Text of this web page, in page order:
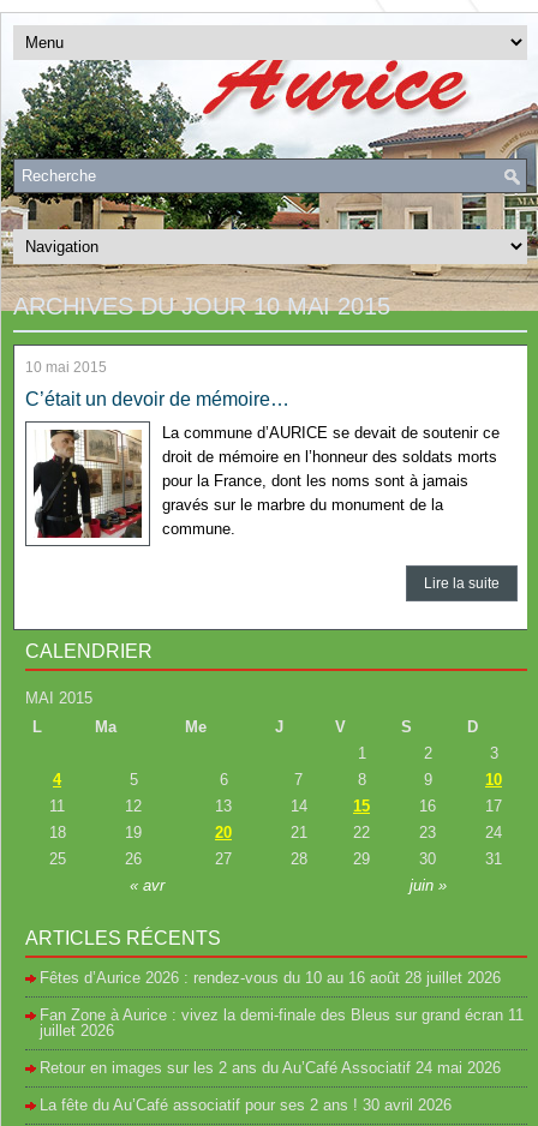
ARCHIVES DU JOUR10 MAI 2015
10 mai 2015
C’était un devoir de mémoire…
La commune d’AURICE se devait de soutenir ce
droit de mémoire en l’honneur des soldats morts
pour la France, dont les noms sont à jamais
gravés sur le marbre du monument de la
commune.
Lire la suite
CALENDRIER
MAI 2015
L
Ma Me J V S D
« avr juin »
1 2
3
4
5 6 7 8 9
10
11
12 13 14 15 16
17
18
19 20 21 22 23
24
25
26 27 28 29 30 31
ARTICLES RÉCENTS
Fêtes d’Aurice 2026 : rendez-vous du 10 au 16 août 28 juillet 2026
Fan Zone à Aurice : vivez la demi-finale des Bleus sur grand écran 11
juillet 2026
Retour en images sur les 2 ans du Au’Café Associatif 24 mai 2026
La fête du Au’Café associatif pour ses 2 ans ! 30 avril 2026